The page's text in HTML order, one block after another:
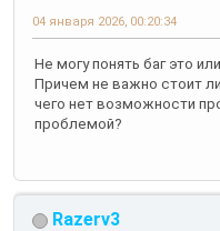
04 января 2026, 00:20:34
Не могу понять баг это
Причем не важно стоит
чего нет возможности
проблемой?
Razerv3